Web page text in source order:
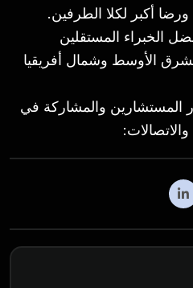
ورضا أكبر لكلا الطرفين.
الخبراء المستقلين
الأوسط وشمال أفريقيا
المستشارين والمشاركة في
والاتصالات: